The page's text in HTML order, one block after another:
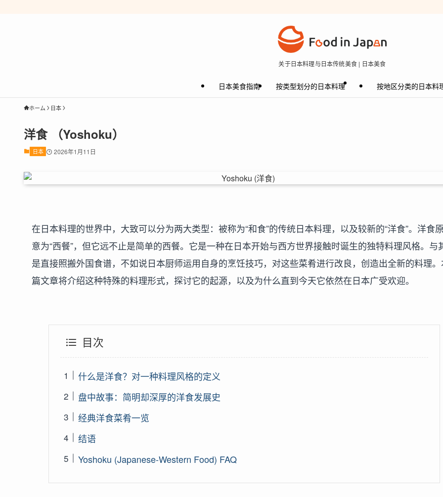
关于日本料理与日本传统美食 | 日本美食
日本美食指南 按类型划分的日本料理 按地区分类的日本料
ホーム 日本
洋食 （Yoshoku）
日本 2026年1月11日
在日本料理的世界中，大致可以分为两大类型：被称为“和食”的传统日本料理，以及较新的“洋食”。洋食
意为“西餐”，但它远不止是简单的西餐。它是一种在日本开始与西方世界接触时诞生的独特料理风格。与
是直接照搬外国食谱，不如说日本厨师运用自身的烹饪技巧，对这些菜肴进行改良，创造出全新的料理
篇文章将介绍这种特殊的料理形式，探讨它的起源，以及为什么直到今天它依然在日本广受欢迎。
目次
什么是洋食？对一种料理风格的定义
盘中故事：简明却深厚的洋食发展史
经典洋食菜肴一览
结语
Yoshoku (Japanese-Western Food) FAQ